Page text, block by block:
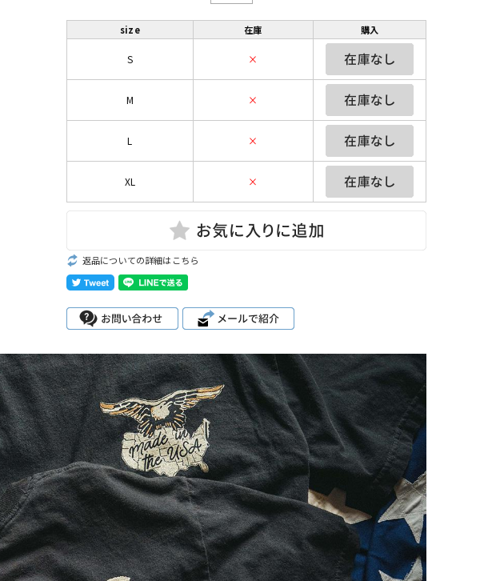
size 在庫 購入
S ×
M ×
L ×
XL ×
返品についての詳細はこちら